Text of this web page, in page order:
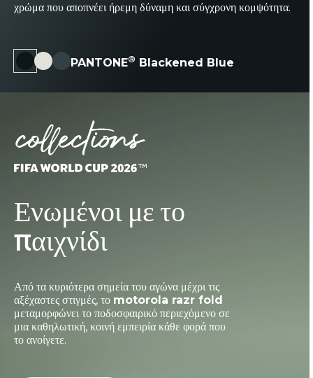
χρώμα που αποπνέει ήρεμη δύναμη και σύγχρονη κομψότητα.
εξαιρετική ανθεκτικότητα.
μοντέρνας πολυτέλειας.
μετατρέπει τοmotorola razr foldσε σύμβολο σύνδεσης.
FIFA World Cup 26™.
PANTONE® Blackened Blue
Ενωμένοι με το
παιχνίδι
Από τα κυριότερα σημεία του αγώνα μέχρι τις
αξέχαστες στιγμές, το motorola razr fold
μεταμορφώνει το ποδοσφαιρικό περιεχόμενο σε
μια καθηλωτική, κοινή εμπειρία κάθε φορά που
το ανοίγετε.